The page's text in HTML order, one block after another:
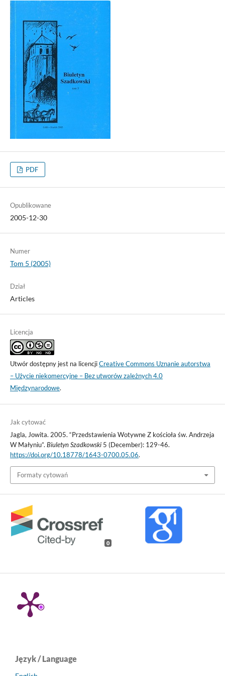
PDF
Opublikowane
2005-12-30
Numer
Tom 5 (2005)
Dział
Articles
Licencja
Utwór dostępny jest na licencjiCreative Commons Uznanie autorstwa
– Użycie niekomercyjne – Bez utworów zależnych 4.0
Międzynarodowe.
Jak cytować
Jagla, Jowita. 2005. “Przedstawienia Wotywne Z kościoła św. Andrzeja
W Małyniu”. Biuletyn Szadkowski5 (December): 129-46.
https://doi.org/10.18778/1643-0700.05.06.
Formaty cytowań
0
Język / Language